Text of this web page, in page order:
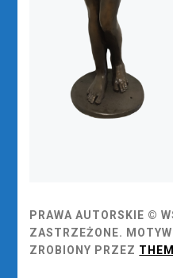
PRAWA AUTORSKIE ©
ZASTRZEŻONE. MOTYW
ZROBIONY PRZEZ